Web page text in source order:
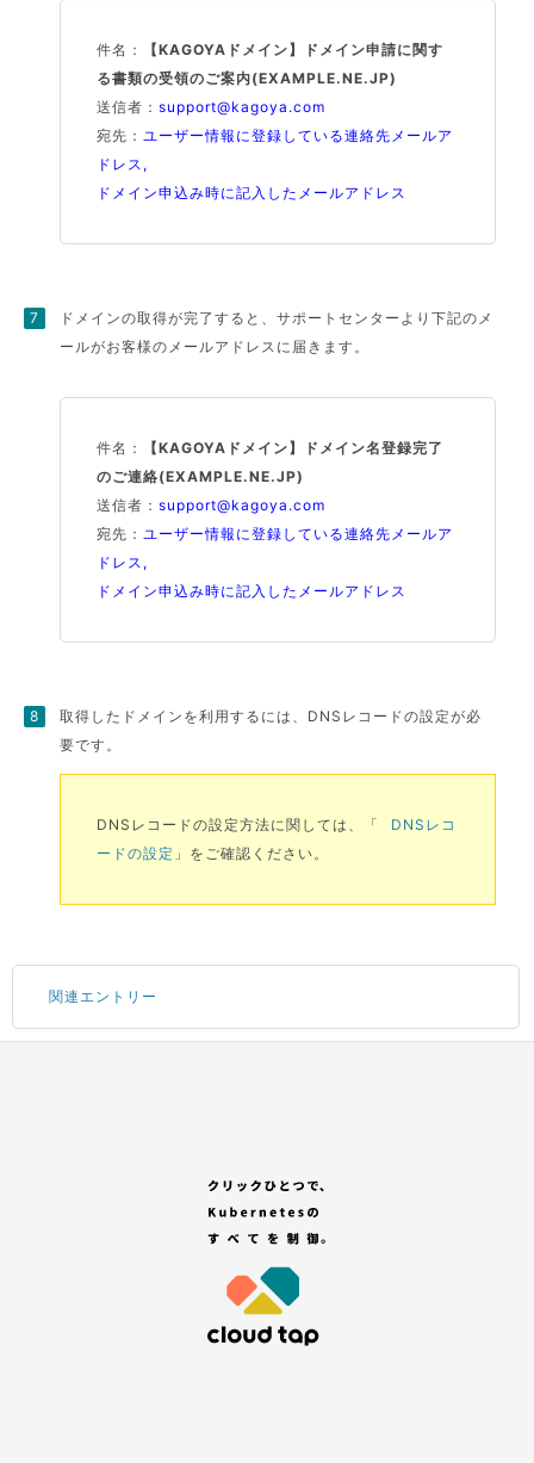
件名：
【KAGOYAドメイン】ドメイン申請に関す
る書類の受領のご案内(EXAMPLE.NE.JP)
送信者：support@kagoya.com
宛先：ユーザー情報に登録している連絡先メールア
ドレス,
ドメイン申込み時に記入したメールアドレス
ドメインの取得が完了すると、サポートセンターより下記のメ
ールがお客様のメールアドレスに届きます。
件名：
【KAGOYAドメイン】ドメイン名登録完了
のご連絡(EXAMPLE.NE.JP)
送信者：support@kagoya.com
宛先：ユーザー情報に登録している連絡先メールア
ドレス,
ドメイン申込み時に記入したメールアドレス
取得したドメインを利用するには、DNSレコードの設定が必
要です。
DNSレコードの設定方法に関しては、「
DNSレコ
ードの設定 」をご確認ください。
関連エントリー
「セレクトプラン(有償プラン)」を選択する